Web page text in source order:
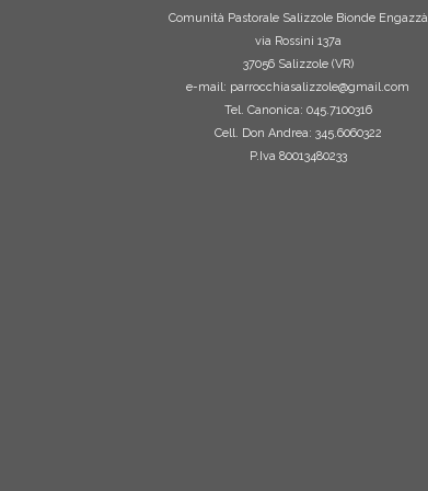
Comunità Pastorale Salizzole Bionde Engazzà
via Rossini 137a
37056 Salizzole (VR)
e-mail: parrocchiasalizzole@gmail.com
Tel. Canonica: 045.7100316
Cell. Don Andrea: 345.6060322
P.Iva 80013480233